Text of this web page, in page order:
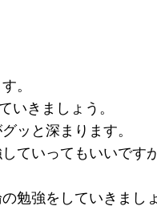
。
いきましょう。
ッと深まります。
ていってもいいで
勉強をしていきましょ